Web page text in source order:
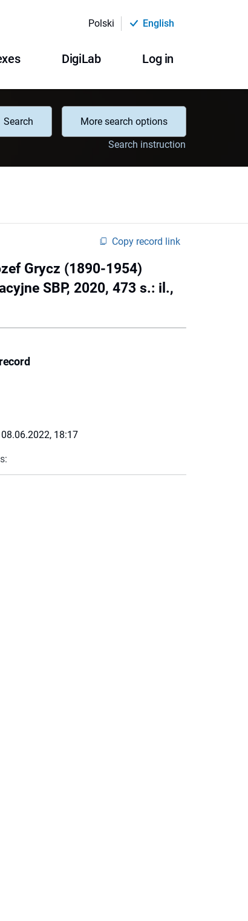
Polski English
DigiLab Log in
Search
More search options
Search instruction
Copy record link
Grycz (1890-1954)
SBP, 2020, 473 s.: il.,
08.06.2022, 18:17